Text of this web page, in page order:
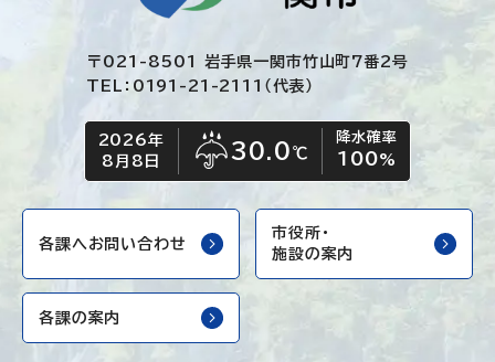
〒021-8501 岩手県一関市竹山町7番2号
TEL：0191-21-2111（代表）
今日の日付
2026年
8月8日
今日の天気
雨
30.0 ℃
降水確率
100%
各課へお問い合わせ
市役所・
施設の案内
各課の案内